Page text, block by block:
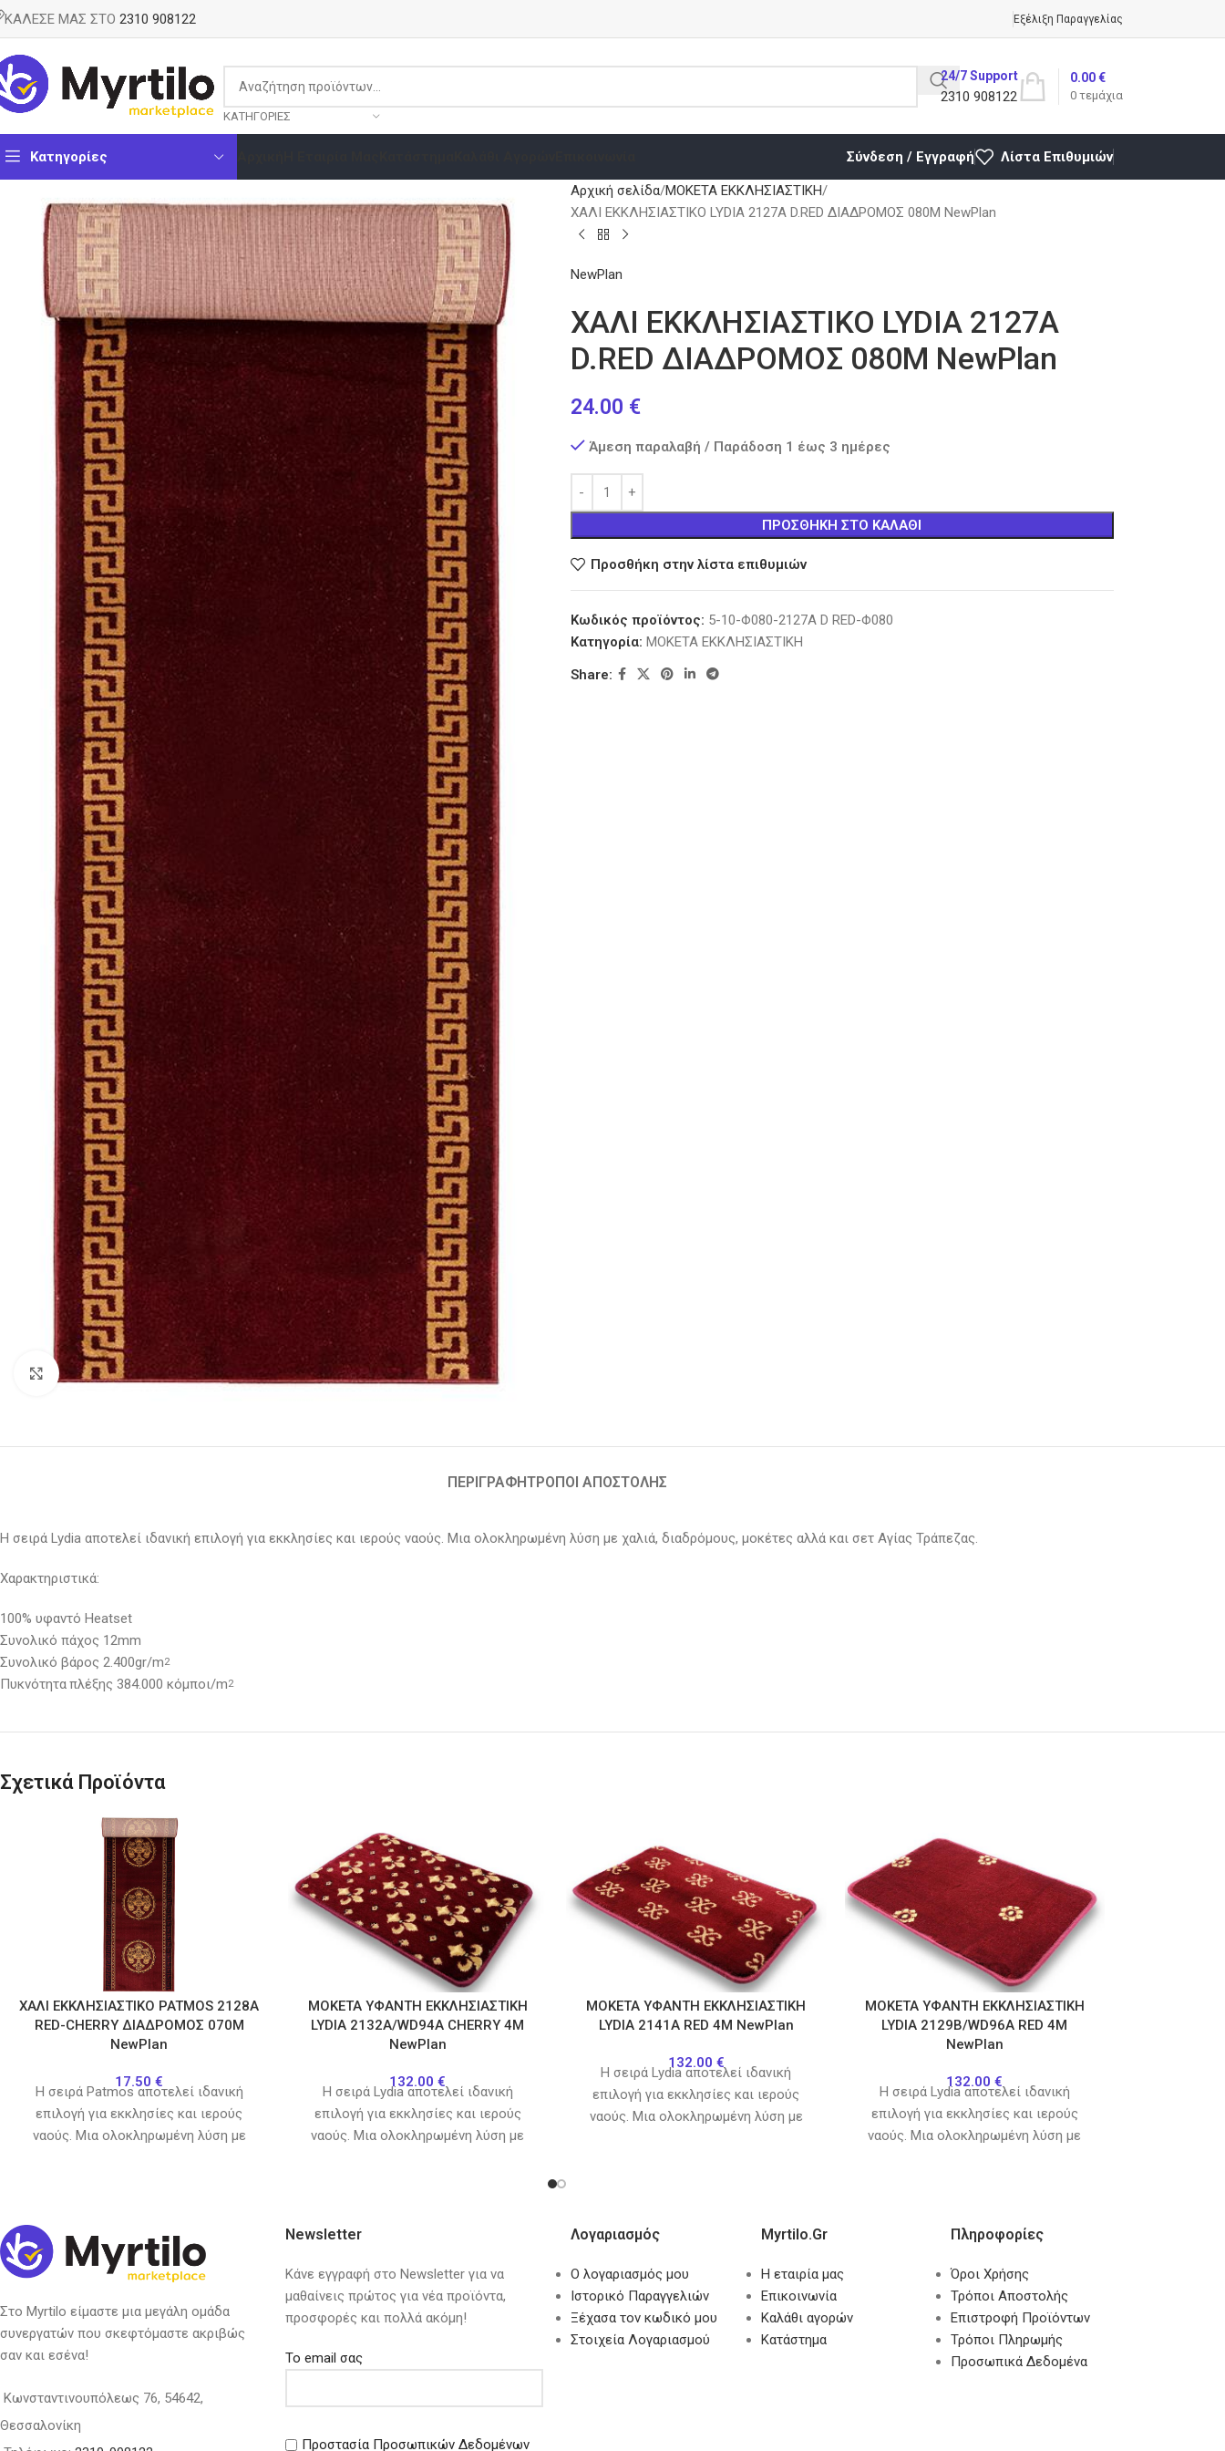
ΚΑΛΕΣΕ ΜΑΣ ΣΤΟ 2310 908122 Εξέλιξη Παραγγελίας
ΚΑΤΗΓΟΡΊΕΣ
24/7 Support
2310 908122 0 τεμάχια
0.00€
Κατηγορίες Σύνδεση / Εγγραφή Λίστα Επιθυμιών
Κάντε κλικ για μεγέθυνση
Αρχική σελίδα ΜΟΚΕΤΑ ΕΚΚΛΗΣΙΑΣΤΙΚΗ
ΧΑΛΙ ΕΚΚΛΗΣΙΑΣΤΙΚΟ LYDIA 2127Α D.RED ΔΙΑΔΡΟΜΟΣ 080Μ NewPlan
NewPlan
ΧΑΛΙ ΕΚΚΛΗΣΙΑΣΤΙΚΟ LYDIA 2127Α
D.RED ΔΙΑΔΡΟΜΟΣ 080Μ NewPlan
24.00 €
Άμεση παραλαβή / Παράδοση 1 έως 3 ημέρες
ΠΡΟΣΘΉΚΗ ΣΤΟ ΚΑΛΆΘΙ
Προσθήκη στην λίστα επιθυμιών
Κωδικός προϊόντος: 5-10-Φ080-2127Α D RΕD-Φ080
Κατηγορία: ΜΟΚΕΤΑ ΕΚΚΛΗΣΙΑΣΤΙΚΗ
Share:
ΠΕΡΙΓΡΑΦΉΤΡΟΠΟΙ ΑΠΟΣΤΟΛΗΣ
H σειρά Lydia αποτελεί ιδανική επιλογή για εκκλησίες και ιερούς ναούς. Μια ολοκληρωμένη λύση με χαλιά, διαδρόμους, μοκέτες αλλά και σετ Αγίας Τράπεζας.
Χαρακτηριστικά:
100% υφαντό Heatset
Συνολικό πάχος 12mm
Συνολικό βάρος 2.400gr/m2
Πυκνότηταπλέξης 384.000 κόμποι/m2
Σχετικά Προϊόντα
ΧΑΛΙ ΕΚΚΛΗΣΙΑΣΤΙΚΟ PATMOS 2128Α
RED-CHERRY ΔΙΑΔΡΟΜΟΣ 070Μ
NewPlan
17.50€
H σειρά Patmos αποτελεί ιδανική
επιλογή για εκκλησίες και ιερούς
ναούς. Μια ολοκληρωμένη λύση με
ΜΟΚΕΤΑ ΥΦΑΝΤΗ ΕΚΚΛΗΣΙΑΣΤΙΚΗ
LYDIA 2132Α/WD94A CHERRY 4Μ
NewPlan
132.00€
H σειρά Lydia αποτελεί ιδανική
επιλογή για εκκλησίες και ιερούς
ναούς. Μια ολοκληρωμένη λύση με
ΜΟΚΕΤΑ ΥΦΑΝΤΗ ΕΚΚΛΗΣΙΑΣΤΙΚΗ
LYDIA 2141A RED 4M NewPlan
132.00 €
H σειρά Lydia αποτελεί ιδανική
επιλογή για εκκλησίες και ιερούς
ναούς. Μια ολοκληρωμένη λύση με
ΜΟΚΕΤΑ ΥΦΑΝΤΗ ΕΚΚΛΗΣΙΑΣΤΙΚΗ
LYDIA 2129B/WD96A RED 4M
NewPlan
132.00€
H σειρά Lydia αποτελεί ιδανική
επιλογή για εκκλησίες και ιερούς
ναούς. Μια ολοκληρωμένη λύση με
Στο Myrtilo είμαστε μια μεγάλη ομάδα
συνεργατών που σκεφτόμαστε ακριβώς
σαν και εσένα!
Κωνσταντινουπόλεως 76, 54642,
Θεσσαλονίκη
Newsletter
Κάνε εγγραφή στο Newsletter για να
μαθαίνεις πρώτος για νέα προϊόντα,
προσφορές και πολλά ακόμη!
Το email σας
Προστασία Προσωπικών Δεδομένων
Λογαριασμός
Ο λογαριασμός μου
Ιστορικό Παραγγελιών
Ξέχασα τον κωδικό μου
Στοιχεία Λογαριασμού
Myrtilo.gr
Η εταιρία μας
Επικοινωνία
Καλάθι αγορών
Κατάστημα
Πληροφορίες
Όροι Χρήσης
Τρόποι Αποστολής
Επιστροφή Προϊόντων
Τρόποι Πληρωμής
Προσωπικά Δεδομένα